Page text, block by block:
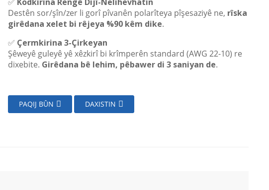
Destên sor/şîn/zer li gorî pîvanên polarîteya pîşesaziyê ne, rîska
girêdana xelet bi rêjeya %90 kêm dike.
✅ Çermkirina 3-Çirkeyan
Şêweyê guleyê yê xêzkirî bi krîmperên standard (AWG 22-10) re
dixebite. Girêdana bê lehim, pêbawer di 3 saniyan de.
PAQIJ BÛN DAXISTIN